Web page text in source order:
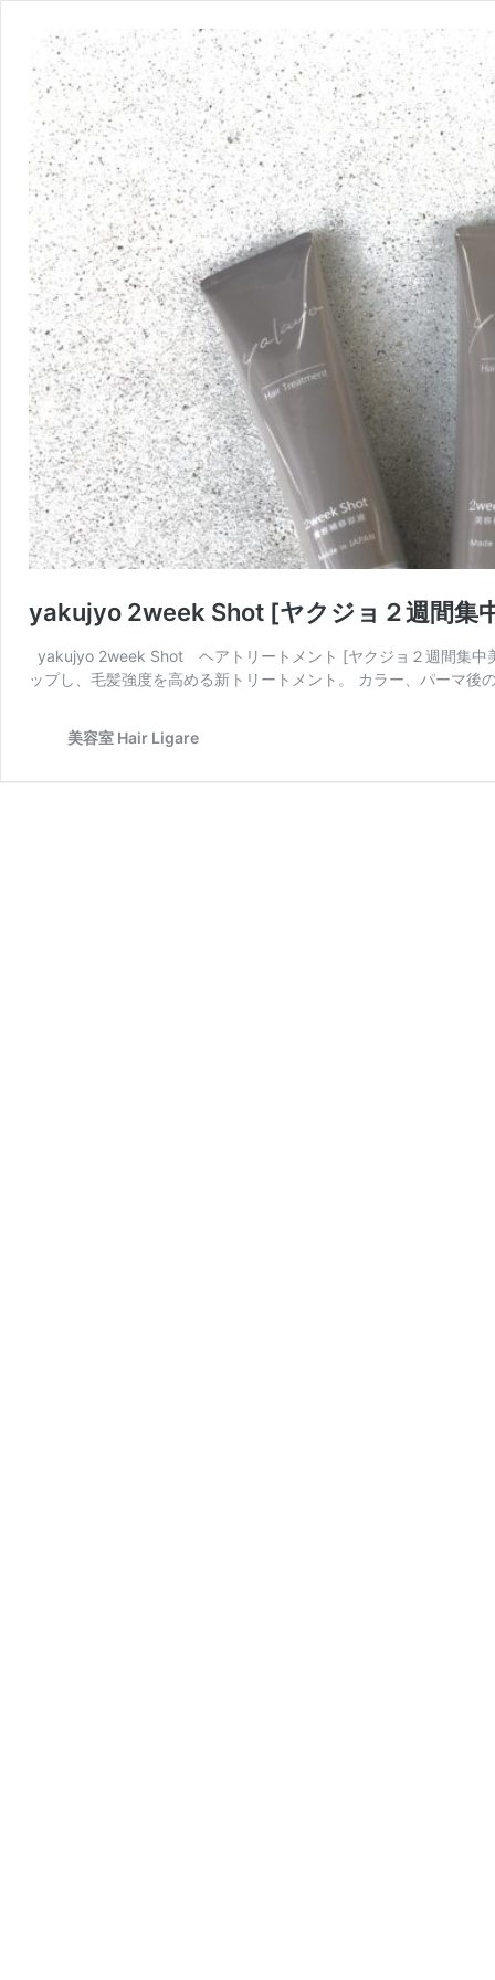
yakujyo 2week Shot [ヤクジョ２週間集
yakujyo 2week Shot ヘアトリートメント [ヤクジョ２週間集
ップし、毛髪強度を高める新トリートメント。 カラー、パーマ
美容室 Hair Ligare